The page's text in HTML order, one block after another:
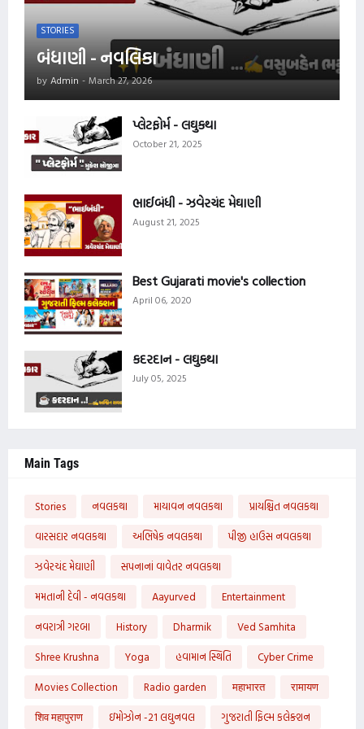
STORIES
બંધાણી - નવલિકા
by Admin - March 27, 2026
પ્લેટફોર્મ - લઘુકથા
October 21, 2025
ભાઈબંધી - ઝવેરચંદ મેઘાણી
August 21, 2025
Best Gujarati movie's collection
April 06, 2020
કદરદાન - લઘુકથા
July 05, 2025
Main Tags
Stories નવલકથા માયાવન નવલકથા
પ્રાયશ્ચિત નવલકથા
વારસદાર નવલકથા
અભિષેક નવલકથા
પીજી હાઉસ નવલકથા
ઝવેરચંદ મેઘાણી
સપનાનાં વાવેતર નવલકથા
મમતાની દેવી - નવલકથા
Aayurved
Entertainment
નવરાત્રી ગરબા
History Dharmik
Ved Samhita
Shree Krushna
Yoga હવામાન સ્થિતિ
Cyber Crime
Movies Collection
Radio garden महाभारत
रामायण
शिव महापुराण
ઇમોઝોન -21 લઘુનવલ ગુજરાતી ફિલ્મ કલેક્શન